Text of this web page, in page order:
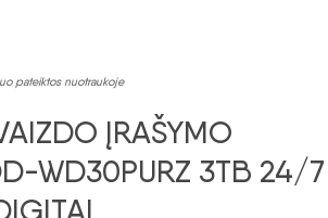
pateiktos nuotraukoje
ĮRAŠYMO
WD30PURZ 3TB 24/7